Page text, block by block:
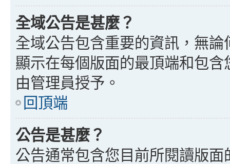
全域公告是甚麼？
全域公告包含重要的資訊，無
顯示在每個版面的最頂端和包
由管理員授予。
回頂端
公告是甚麼？
公告通常包含您目前所閱讀版